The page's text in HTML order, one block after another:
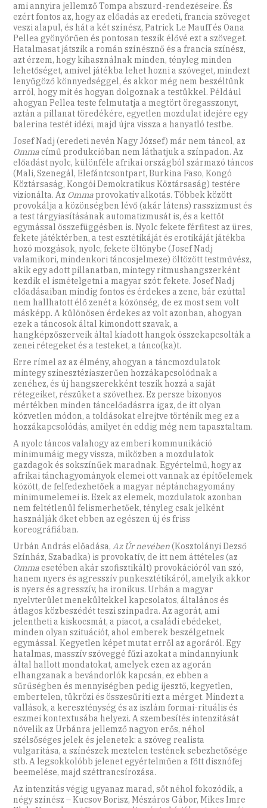
ami annyira jellemző Tompa abszurd-rendezéseire. És
ezért fontos az, hogy az előadás az eredeti, francia szöveget
veszi alapul, és hát a két színész, Patrick Le Mauff és Oana
Pellea gyönyörűen és pontosan teszik élővé ezt a szöveget.
Hatalmasat játszik a román színésznő és a francia színész,
azt érzem, hogy kihasználnak minden, tényleg minden
lehetőséget, amivel játékba lehet hozni a szöveget, mindezt
lenyűgöző könnyedséggel, és akkor még nem beszéltünk
arról, hogy mit és hogyan dolgoznak a testükkel. Például
ahogyan Pellea teste felmutatja a megtört öregasszonyt,
aztán a pillanat töredékére, egyetlen mozdulat idejére egy
balerina testét idézi, majd újra vissza a hanyatló testbe.
Josef Nadj (eredeti nevén Nagy József) már nem táncol, az
Ommacímű produkcióban nem láthatjuk a színpadon. Az
előadást nyolc, különféle afrikai országból származó táncos
(Mali, Szenegál, Elefántcsontpart, Burkina Faso, Kongó
Köztársaság, Kongói Demokratikus Köztársaság) testére
vizionálta. Az Omma provokatív alkotás. Többek között
provokálja a közönségben lévő (akár látens) rasszizmust és
a test tárgyiasításának automatizmusát is, és a kettőt
egymással összefüggésben is. Nyolc fekete férfitest az üres,
fekete játéktérben, a test esztétikáját és erotikáját játékba
hozó mozgások, nyolc, fekete öltönybe (Josef Nadj
valamikori, mindenkori táncosjelmeze) öltözött testművész,
akik egy adott pillanatban, mintegy ritmushangszerként
kezdik el ismételgetni a magyar szót: fekete. Josef Nadj
előadásaiban mindig fontos és érdekes a zene, bár ezúttal
nem hallhatott élő zenét a közönség, de ez most sem volt
másképp. A különösen érdekes az volt azonban, ahogyan
ezek a táncosok által kimondott szavak, a
hangképzőszerveik által kiadott hangok összekapcsolták a
zenei rétegeket és a testeket, a tánco(ka)t.
Erre rímel az az élmény, ahogyan a táncmozdulatok
mintegy szinesztéziaszerűen hozzákapcsolódnak a
zenéhez, és új hangszerekként teszik hozzá a saját
rétegeiket, részüket a szövethez. Ez persze bizonyos
mértékben minden táncelőadásrra igaz, de itt olyan
közvetlen módon, a toldásokat elrejtve történik meg ez a
hozzákapcsolódás, amilyet én eddig még nem tapasztaltam.
A nyolc táncos valahogy az emberi kommunikáció
minimumáig megy vissza, miközben a mozdulatok
gazdagok és sokszínűek maradnak. Egyértelmű, hogy az
afrikai tánchagyományok elemei ott vannak az építőelemek
között, de felfedezhetőek a magyar néptánchagyomány
minimumelemei is. Ezek az elemek, mozdulatok azonban
nem feltétlenül felismerhetőek, tényleg csak jelként
használják őket ebben az egészen új és friss
koreográfiában.
Urbán András előadása,Az Úr nevében(Kosztolányi Dezső
Színház, Szabadka) is provokatív, de itt nem áttételes (az
Omma esetében akár szofisztikált) provokációról van szó,
hanem nyers és agresszív punkesztétikáról, amelyik akkor
is nyers és agresszív, ha ironikus. Urbán a magyar
nyelvterület menekültekkel kapcsolatos, általános és
átlagos közbeszédét teszi színpadra. Az agorát, ami
jelentheti a kiskocsmát, a piacot, a családi ebédeket,
minden olyan szituációt, ahol emberek beszélgetnek
egymással. Kegyetlen képet mutat erről az agoráról. Egy
hatalmas, masszív szöveggé fűzi azokat a mindannyiunk
által hallott mondatokat, amelyek ezen az agorán
elhangzanak a bevándorlók kapcsán, ez ebben a
sűrűségben és mennyiségben pedig ijesztő, kegyetlen,
embertelen, tükrözi és összesűríti ezt a mérget. Mindezt a
vallások, a kereszténység és az iszlám formai-rituális és
eszmei kontextusába helyezi. A szembesítés intenzitását
növelik az Urbánra jellemző nagyon erős, néhol
szélsőséges jelek és jelenetek: a szöveg realista
vulgaritása, a színészek meztelen testének sebezhetősége
stb. A legsokkolóbb jelenet egyértelműen a főtt disznófej
beemelése, majd széttrancsírozása.
Az intenzitás végig ugyanaz marad, sőt néhol fokozódik, a
négy színész – Kucsov Borisz, Mészáros Gábor, Mikes Imre